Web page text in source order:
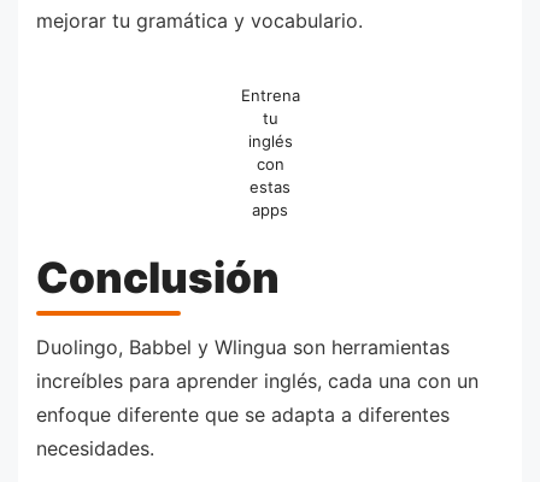
mejorar tu gramática y vocabulario.
Entrena
tu
inglés
con
estas
apps
Conclusión
Duolingo, Babbel y Wlingua son herramientas
increíbles para aprender inglés, cada una con un
enfoque diferente que se adapta a diferentes
necesidades.